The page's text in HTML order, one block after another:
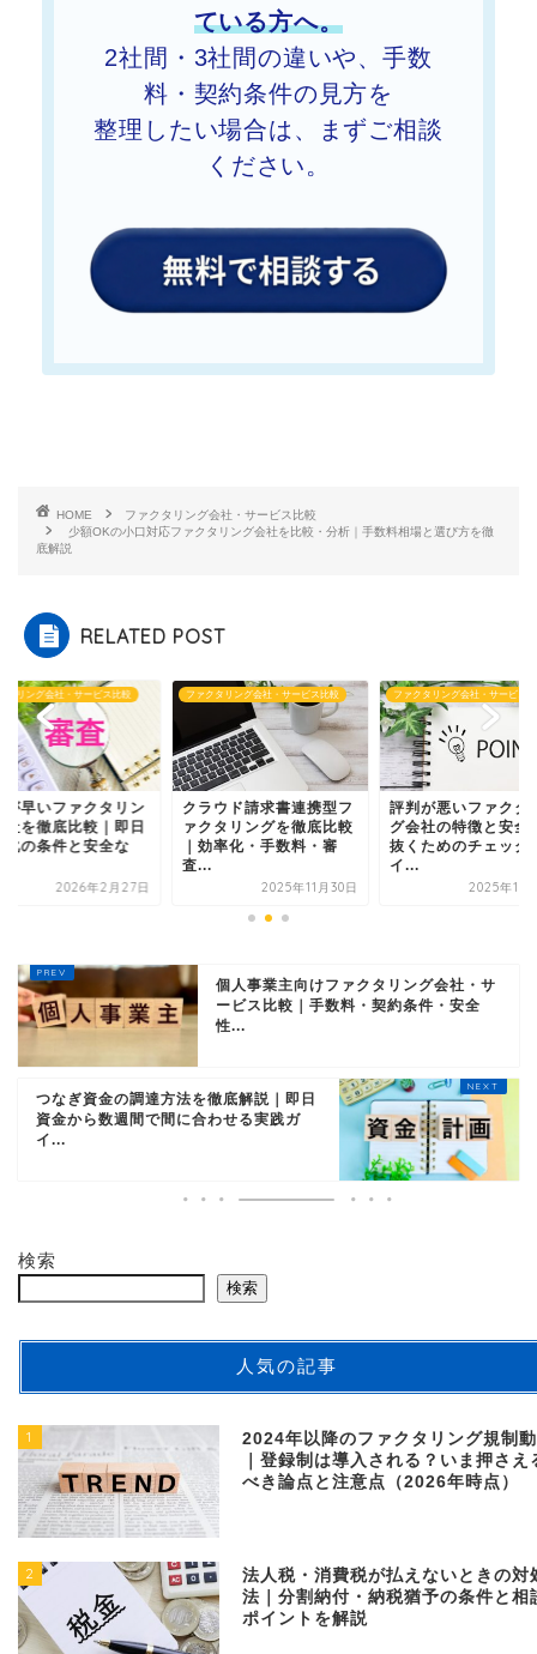
ている方へ。
2社間・3社間の違いや、手数
料・契約条件の見方を
整理したい場合は、まずご相談
ください。
HOME
ファクタリング会社・サービス比較
少額OKの小口対応ファクタリング会社を比較・分析｜手数料相場と選び方を徹
底解説
RELATED POST
タリング会社・サービス比較
ウド請求書連携型フ
タリングを徹底比較
率化・手数料・審
2025年11月30日
ファクタリング会社・サービス比較
評判が悪いファクタリン
グ会社の特徴と安全に見
抜くためのチェックポ
イ...
2025年11月30日
ファクタリング会社・サービス
審査が早いファクタ
グ会社を徹底比較｜
資金化の条件と安全
選...
2026年2
個人事業主向けファクタリング会社・サ
ービス比較｜手数料・契約条件・安全
性...
つなぎ資金の調達方法を徹底解説｜即日
資金から数週間で間に合わせる実践ガ
イ...
検索
検索
人気の記事
1
2024年以降のファクタリング規制
｜登録制は導入される？いま押さえ
べき論点と注意点（2026年時点）
2
法人税・消費税が払えないときの対
法｜分割納付・納税猶予の条件と相
ポイントを解説